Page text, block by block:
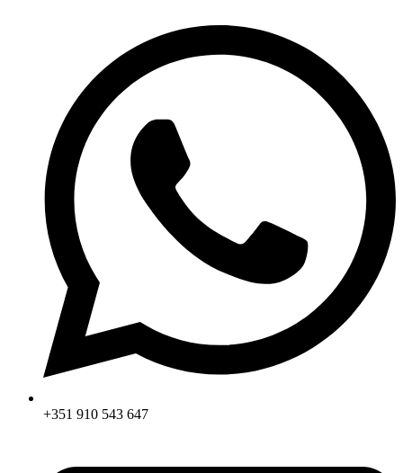
+351 910 543 647